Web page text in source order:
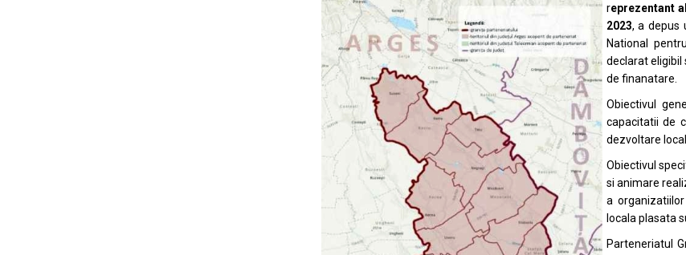
reprezentant
2023, a depus
National
declarat eligibil
de finanatare.
Obiectivul
capacitatii de
dezvoltare
Obiectivul
si animare
a
locala plasata
Parteneriatul